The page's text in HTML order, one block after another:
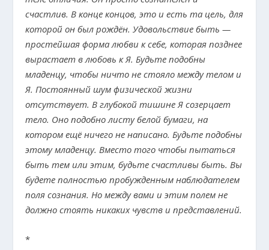
счастлив. В конце концов, это и есть та цель, для
которой он был рождён. Удовольствие быть —
простейшая форма любви к себе, которая позднее
вырастает в любовь к Я. Будьте подобны
младенцу, чтобы ничто не стояло между телом и
Я. Постоянный шум физической жизни
отсутствует. В глубокой тишине Я созерцает
тело. Оно подобно листу белой бумаги, на
котором ещё ничего не написано. Будьте подобны
этому младенцу. Вместо того чтобы пытаться
быть тем или этим, будьте счастливы быть. Вы
будете полностью пробужденным наблюдателем
поля сознания. Но между вами и этим полем не
должно стоять никаких чувств и представлений.
*